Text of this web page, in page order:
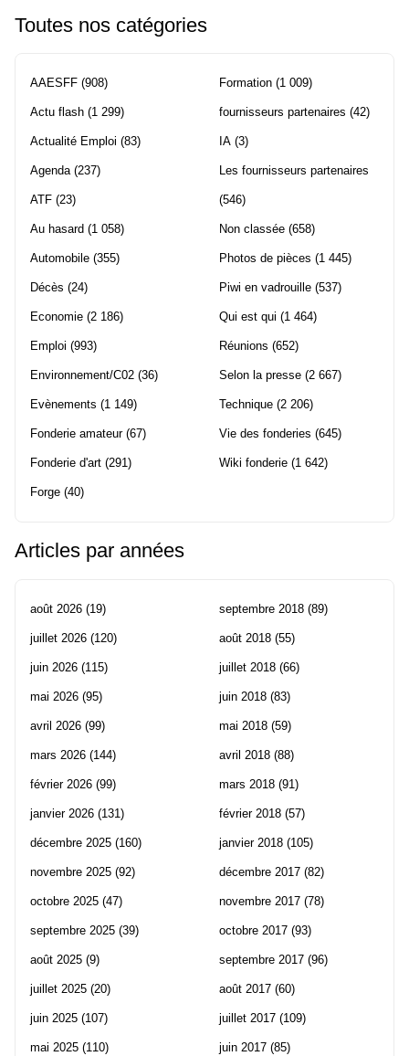
Toutes nos catégories
AAESFF (908)
Actu flash (1 299)
Actualité Emploi (83)
Agenda(237)
ATF (23)
Au hasard (1 058)
Automobile (355)
Décès (24)
Economie (2 186)
Emploi (993)
Environnement/C02 (36)
Evènements (1 149)
Fonderie amateur(67)
Fonderie d'art (291)
Forge (40)
Formation (1 009)
fournisseurs partenaires (42)
IA (3)
Les fournisseurs partenaires
(546)
Non classée (658)
Photos de pièces (1 445)
Piwi en vadrouille (537)
Qui est qui (1 464)
Réunions (652)
Selon la presse (2 667)
Technique (2 206)
Vie des fonderies (645)
Wiki fonderie (1 642)
Articles par années
août 2026 (19)
juillet 2026 (120)
juin 2026 (115)
mai 2026 (95)
avril 2026 (99)
mars 2026 (144)
février 2026 (99)
janvier 2026 (131)
décembre 2025 (160)
novembre 2025 (92)
octobre 2025 (47)
septembre 2025 (39)
août 2025 (9)
juillet 2025 (20)
juin 2025 (107)
mai 2025 (110)
septembre 2018 (89)
août 2018 (55)
juillet 2018 (66)
juin 2018 (83)
mai 2018 (59)
avril 2018 (88)
mars 2018 (91)
février 2018 (57)
janvier 2018 (105)
décembre 2017 (82)
novembre 2017 (78)
octobre 2017 (93)
septembre 2017 (96)
août 2017 (60)
juillet 2017 (109)
juin 2017 (85)